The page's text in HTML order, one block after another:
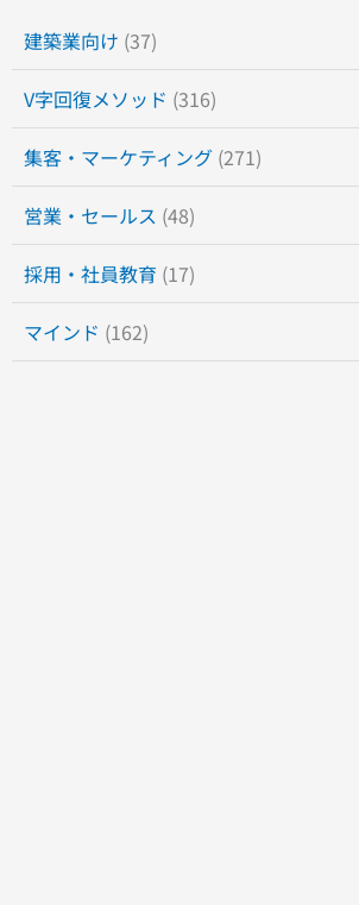
建築業向け (37)
V字回復メソッド (316)
集客・マーケティング (271)
営業・セールス (48)
採用・社員教育 (17)
マインド (162)